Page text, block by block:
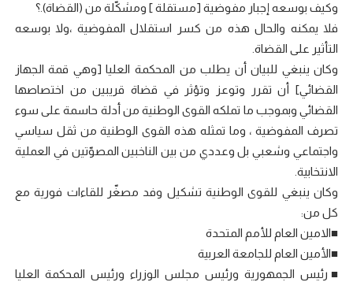
وكيف بوسعه إجبار مفوضية [مستقلة ] ومشكّلة من (القضاة).؟
فلا يمكنه والحال هذه من كسر استقلال المفوضية ،ولا بوسعه
التأثير على القضاة.
وكان ينبغي للبيان أن يطلب من المحكمة العليا [وهي قمة الجهاز
القضائي] أن تقرر وتوعز وتؤثر في قضاة قريبين من اختصاصها
القضائي وبموجب ما تملكه القوى الوطنية من أدلة حاسمة على سوء
تصرف المفوضية ، وما تمثله هذه القوى الوطنية من ثقل سياسي
واجتماعي وشعبي بل وعددي من بين الناخبين المصوّتين في العملية
الانتخابية.
وكان ينبغي للقوى الوطنية تشكيل وفد مصغّر للقاءات فورية مع
كل من:
■الامين العام للأمم المتحدة
■الأمين العام للجامعة العربية
■رئيس الجمهورية ورئيس مجلس الوزراء ورئيس المحكمة العليا